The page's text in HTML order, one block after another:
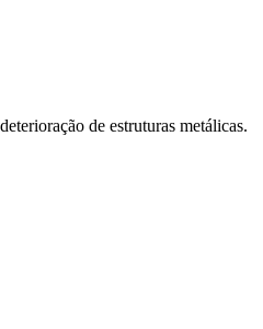
de estruturas metálicas.